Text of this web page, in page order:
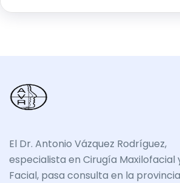
El Dr. Antonio Vázquez Rodríguez,
especialista en Cirugía Maxilofacial
Facial, pasa consulta en la